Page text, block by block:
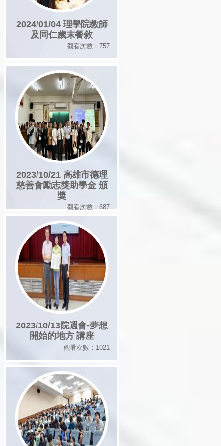
2024/01/04 理學院教師
及同仁歲末餐敘
觀看次數：757
2023/10/21 高雄市德理
慈善會勵志獎助學金 頒
獎
觀看次數：687
2023/10/13院週會-夢想
開始的地方 講座
觀看次數：1021